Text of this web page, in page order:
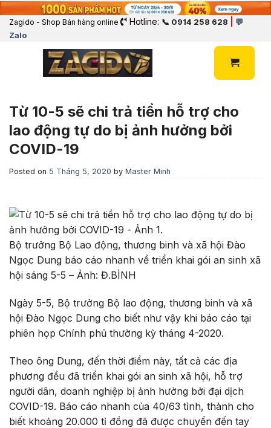
Zagido - Shop Bán hàng online Hotline: 📞 0914 258 628
💬
Zalo
Từ 10-5 sẽ chi trả tiền hỗ trợ cho
lao động tự do bị ảnh hưởng bởi
COVID-19
Posted on 5 Tháng 5, 2020 by Master Minh
Bộ trưởng Bộ Lao động, thương binh và xã hội Đào
Ngọc Dung báo cáo nhanh về triển khai gói an sinh xã
hội sáng 5-5 – Ảnh: Đ.BÌNH
Ngày 5-5, Bộ trưởng Bộ lao động, thương binh và xã
hội Đào Ngọc Dung cho biết như vậy khi báo cáo tại
phiên họp Chính phủ thường kỳ tháng 4-2020.
Theo ông Dung, đến thời điểm này, tất cả các địa
phương đều đã triển khai gói an sinh xã hội, hỗ trợ
người dân, doanh nghiệp bị ảnh hưởng bởi đại dịch
COVID-19. Báo cáo nhanh của 40/63 tỉnh, thành cho
biết khoảng 20.000 tỉ đồng đã được chuyển đến tay